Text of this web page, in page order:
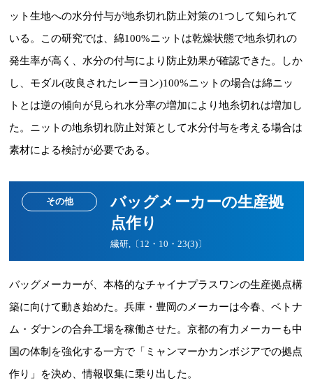
ット生地への水分付与が地糸切れ防止対策の1つして知られて
いる。この研究では、綿100%ニットは乾燥状態で地糸切れの
発生率が高く、水分の付与により防止効果が確認できた。しか
し、モダル(改良されたレーヨン)100%ニットの場合は綿ニッ
トとは逆の傾向が見られ水分率の増加により地糸切れは増加し
た。ニットの地糸切れ防止対策として水分付与を考える場合は
素材による検討が必要である。
その他
バッグメーカーの生産拠
点作り
繊研,〔12・10・23(3)〕
バッグメーカーが、本格的なチャイナプラスワンの生産拠点構
築に向けて動き始めた。兵庫・豊岡のメーカーは今春、ベトナ
ム・ダナンの合弁工場を稼働させた。京都の有力メーカーも中
国の体制を強化する一方で「ミャンマーかカンボジアでの拠点
作り」を決め、情報収集に乗り出した。